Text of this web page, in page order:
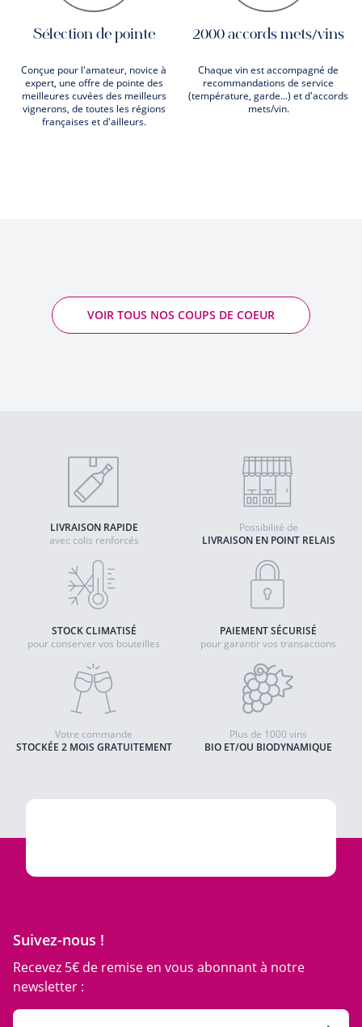
Sélection de pointe
Conçue pour l'amateur, novice à
expert, une offre de pointe des
meilleures cuvées des meilleurs
vignerons, de toutes les régions
françaises et d'ailleurs.
2000 accords mets/vins
Chaque vin est accompagné de
recommandations de service
(température, garde...) et d'accords
mets/vin.
VOIR TOUS NOS COUPS DE COEUR
LIVRAISON RAPIDE
avec colis renforcés
LIVRAISON EN POINT RELAIS
Possibilité de
STOCK CLIMATISÉ
pour conserver vos bouteilles
PAIEMENT SÉCURISÉ
pour garantir vos transactions
STOCKÉE 2 MOIS GRATUITEMENT
Votre commande
BIO ET/OU BIODYNAMIQUE
Plus de 1000 vins
Suivez-nous !
Recevez 5€ de remise en vous abonnant à notre
newsletter :
Adresse email